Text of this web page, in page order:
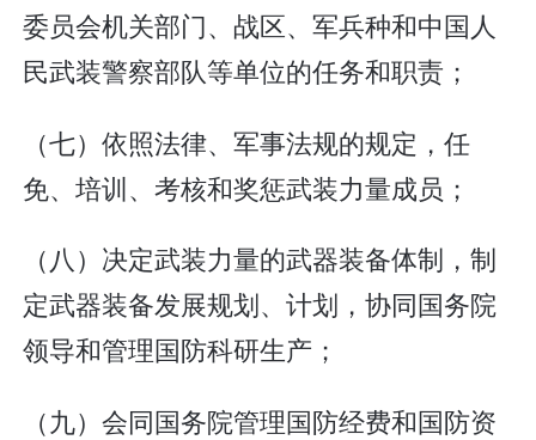
委员会机关部门、战区、军兵种和中国人
民武装警察部队等单位的任务和职责；
（七）依照法律、军事法规的规定，任
免、培训、考核和奖惩武装力量成员；
（八）决定武装力量的武器装备体制，制
定武器装备发展规划、计划，协同国务院
领导和管理国防科研生产；
（九）会同国务院管理国防经费和国防资